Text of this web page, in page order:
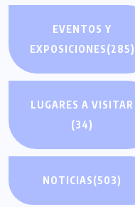
EVENTOS Y
EXPOSICIONES(285)
LUGARES A VISITAR
(34)
NOTICIAS(503)